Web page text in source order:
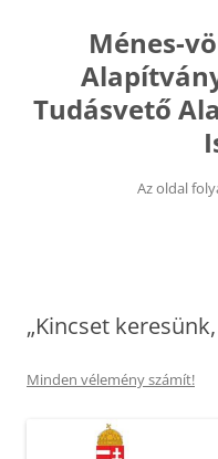
tartalombaMénes-
Tudásvető
Az oldal
„Kincset
Minden vélemény számít!